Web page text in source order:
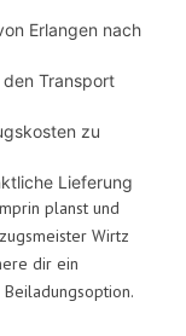
Erlangen nach
Transport
zu
Lieferung
planst und
Wirtz
dir ein